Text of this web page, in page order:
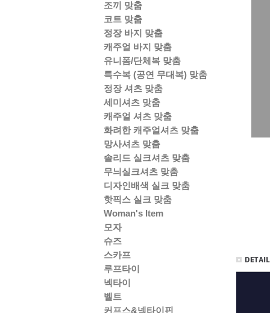
조끼 맞춤
코트 맞춤
정장 바지 맞춤
캐주얼 바지 맞춤
유니폼/단체복 맞춤
특수복 (공연 무대복) 맞춤
정장 셔츠 맞춤
세미셔츠 맞춤
캐주얼 셔츠 맞춤
화려한 캐주얼셔츠 맞춤
망사셔츠 맞춤
솔리드 실크셔츠 맞춤
무늬실크셔츠 맞춤
디자인배색 실크 맞춤
핫픽스 실크 맞춤
Woman's Item
모자
슈즈
스카프
루프타이
넥타이
벨트
커프스&넥타이핀